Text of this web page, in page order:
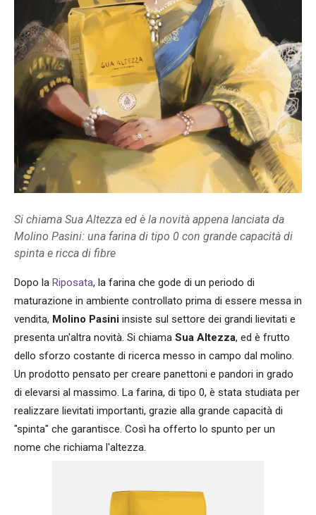
Si chiama Sua Altezza ed è la novità appena lanciata da
Molino Pasini: una farina di tipo 0 con grande capacità di
spinta e ricca di fibre
Dopo la Riposata, la farina che gode di un periodo di
maturazione in ambiente controllato prima di essere messa in
vendita, Molino Pasini insiste sul settore dei grandi lievitati e
presenta un'altra novità. Si chiama Sua Altezza, ed è frutto
dello sforzo costante di ricerca messo in campo dal molino.
Un prodotto pensato per creare panettoni e pandori in grado
di elevarsi al massimo. La farina, di tipo 0, è stata studiata per
realizzare lievitati importanti, grazie alla grande capacità di
"spinta" che garantisce. Così ha offerto lo spunto per un
nome che richiama l'altezza.